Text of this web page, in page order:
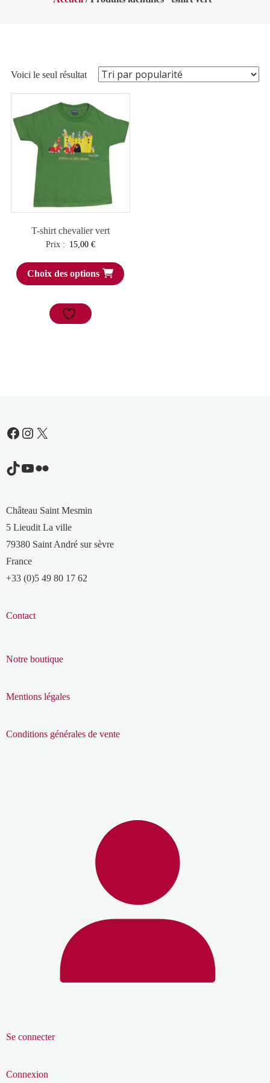
Voici le seul résultat
T-shirt chevalier vert
Prix : 15,00 €
Choix des options
Facebook
Instagram
X
TikTok
YouTube
Flickr
Château Saint Mesmin
5 Lieudit La ville
79380 Saint André sur sèvre
France
+33 (0)5 49 80 17 62
Contact
Notre boutique
Mentions légales
Conditions générales de vente
Se connecter
Connexion